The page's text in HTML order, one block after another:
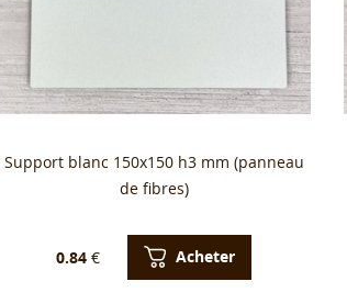
Support blanc 150x150 h3 mm (panneau
de fibres)
0.84 € Acheter